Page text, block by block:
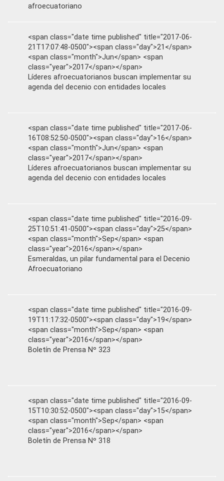
afroecuatoriano
<span class="date time published" title="2017-06-
21T17:07:48-0500"><span class="day">21</span>
<span class="month">Jun</span> <span
class="year">2017</span></span>
Líderes afroecuatorianos buscan implementar su
agenda del decenio con entidades locales
<span class="date time published" title="2017-06-
16T08:52:50-0500"><span class="day">16</span>
<span class="month">Jun</span> <span
class="year">2017</span></span>
Líderes afroecuatorianos buscan implementar su
agenda del decenio con entidades locales
<span class="date time published" title="2016-09-
25T10:51:41-0500"><span class="day">25</span>
<span class="month">Sep</span> <span
class="year">2016</span></span>
Esmeraldas, un pilar fundamental para el Decenio
Afroecuatoriano
<span class="date time published" title="2016-09-
19T11:17:32-0500"><span class="day">19</span>
<span class="month">Sep</span> <span
class="year">2016</span></span>
Boletín de Prensa Nº 323
<span class="date time published" title="2016-09-
15T10:30:52-0500"><span class="day">15</span>
<span class="month">Sep</span> <span
class="year">2016</span></span>
Boletín de Prensa Nº 318